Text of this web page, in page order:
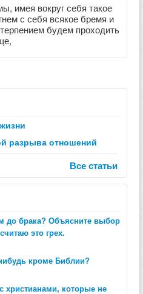
имея вокруг себя такое
с себя всякое бремя и
будем проходить
разрыва отношений
Все статьи
до брака? Объясните выбор
это грех.
кроме Библии?
христианами, которые не